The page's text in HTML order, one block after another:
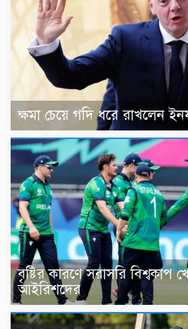
ক্ষমা চেয়ে গদি ধরে রাখলেন
বৃষ্টির কারণে সরাসরি বিশ্বকাপ
আইরিশদের